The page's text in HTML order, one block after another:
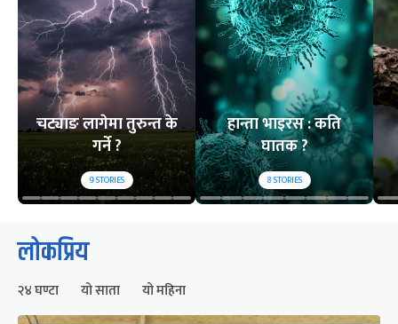
चट्याङ लागेमा तुरुन्त के
गर्ने ?
9STORIES
हान्ता भाइरस : कति
घातक ?
8STORIES
लोकप्रिय
२४ घण्टा यो साता यो महिना